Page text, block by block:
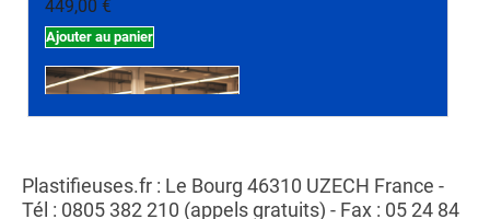
449,00 €
Ajouter au panier
Plastifieuses.fr : Le Bourg 46310 UZECH France -
Tél : 0805 382 210 (appels gratuits) - Fax : 05 24 84